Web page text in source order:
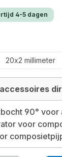
4-5 dagen
20x2 millimeter